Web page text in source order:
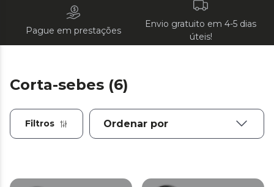
Pague em prestações
Envio gratuito em 4-5 dias
úteis!
Corta-sebes (6)
Filtros